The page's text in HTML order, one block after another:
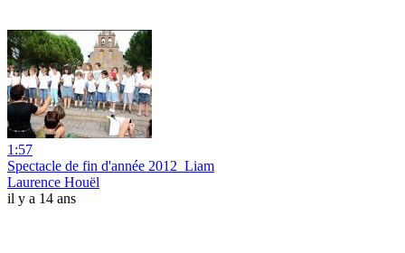
1:57
Spectacle de fin d'année 2012_Liam
Laurence Houël
il y a 14 ans